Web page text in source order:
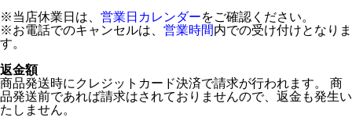
※当店休業日は、 営業日カレンダーをご確認ください。
※お電話でのキャンセルは、 営業時間内での受け付けとなりま
す。
返金額
商品発送時にクレジットカード決済で請求が行われます。 商
品発送前であれば請求はされておりませんので、返金も発生い
たしません。